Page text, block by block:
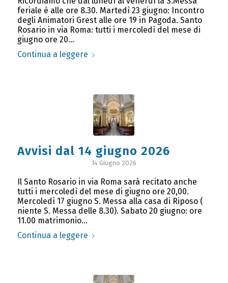
feriale è alle ore 8.30. Martedì 23 giugno: Incontro
degli Animatori Grest alle ore 19 in Pagoda. Santo
Rosario in via Roma: tutti i mercoledì del mese di
giugno ore 20…
Continua a leggere
Avvisi dal 14 giugno 2026
14 Giugno 2026
Il Santo Rosario in via Roma sarà recitato anche
tutti i mercoledì del mese di giugno ore 20,00.
Mercoledì 17 giugno S. Messa alla casa di Riposo (
niente S. Messa delle 8.30). Sabato 20 giugno: ore
11.00 matrimonio…
Continua a leggere